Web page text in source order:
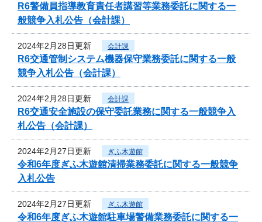
R6警備員指導教育責任者講習等業務委託に関する一
般競争入札公告（会計課）
2024年2月28日更新 会計課
R6交通管制システム機器保守業務委託に関する一般
競争入札公告（会計課）
2024年2月28日更新 会計課
R6交通安全施設の保守委託業務に関する一般競争入
札公告（会計課）
2024年2月27日更新 ぎふ木遊館
令和6年度ぎふ木遊館清掃業務委託に関する一般競争
入札公告
2024年2月27日更新 ぎふ木遊館
令和6年度ぎふ木遊館駐車場警備業務委託に関する一